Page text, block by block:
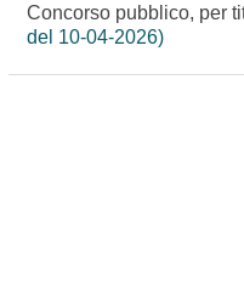
Concorso pubblico, per
del 10-04-2026)